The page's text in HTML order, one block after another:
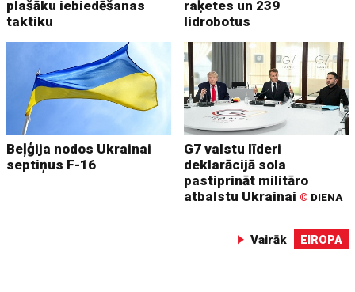
plašāku iebiedēšanas
taktiku
raķetes un 239
lidrobotus
Beļģija nodos Ukrainai
septiņus F-16
G7 valstu līderi
deklarācijā sola
pastiprināt militāro
atbalstu Ukrainai © DIENA
Vairāk EIROPA